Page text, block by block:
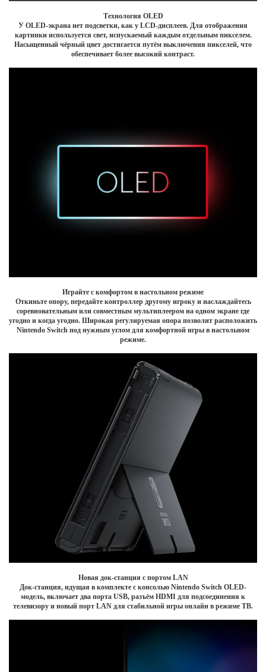
Технология OLED
У OLED-экрана нет подсветки, как у LCD-дисплеев. Для отображения
картинки используется свет, испускаемый каждым отдельным пикселем.
Насыщенный чёрный цвет достигается путём выключения пикселей, что
обеспечивает более высокий контраст.
Играйте с комфортом в настольном режиме
Откиньте опору, передайте контроллер другому игроку и наслаждайтесь
соревновательным или совместным мультиплеером на одном экране где
угодно и когда угодно. Широкая регулируемая опора позволит расположить
Nintendo Switch под нужным углом для комфортной игры в настольном
режиме.
Новая док-станция с портом LAN
Док-станция, идущая в комплекте с консолью Nintendo Switch OLED-
модель, включает два порта USB, разъём HDMI для подсоединения к
телевизору и новый порт LAN для стабильной игры онлайн в режиме ТВ.